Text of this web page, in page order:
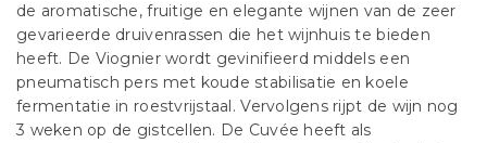
de aromatische, fruitige en elegante wijnen van de zeer
gevarieerde druivenrassen die het wijnhuis te bieden
heeft. De Viognier wordt gevinifieerd middels een
pneumatisch pers met koude stabilisatie en koele
fermentatie in roestvrijstaal. Vervolgens rijpt de wijn nog
3 weken op de gistcellen. De Cuvée heeft als